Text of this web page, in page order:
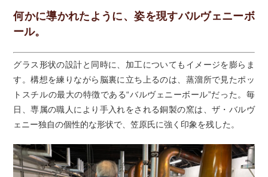
何かに導かれたように、姿を現すバルヴェニーボ
ール。
グラス形状の設計と同時に、加工についてもイメージを膨らま
す。構想を練りながら脳裏に立ち上るのは、蒸溜所で見たポッ
トスチルの最大の特徴である“バルヴェニーボール”だった。毎
日、専属の職人により手入れをされる銅製の窯は、ザ・バルヴ
ェニー独自の個性的な形状で、笠原氏に強く印象を残した。